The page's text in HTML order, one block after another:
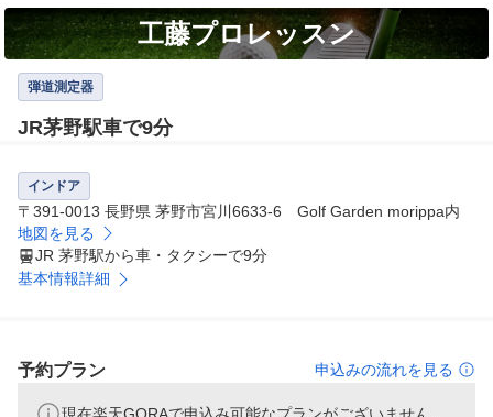
工藤プロレッスン
弾道測定器
JR茅野駅車で9分
インドア
〒391-0013 長野県 茅野市宮川6633-6 Golf Garden morippa内
地図を見る
JR 茅野駅から車・タクシーで9分
基本情報詳細
予約プラン 申込みの流れを見る